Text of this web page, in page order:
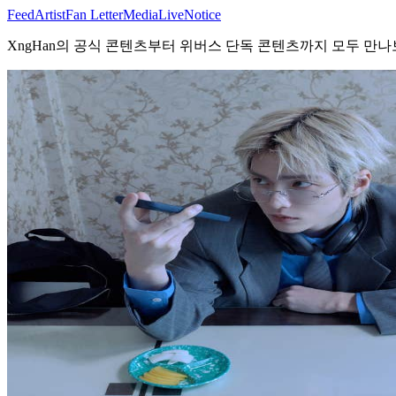
FeedArtistFan LetterMediaLiveNotice
XngHan의 공식 콘텐츠부터 위버스 단독 콘텐츠까지 모두 만나